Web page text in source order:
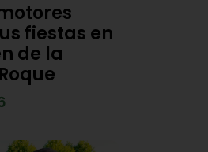
fiestas en
de la